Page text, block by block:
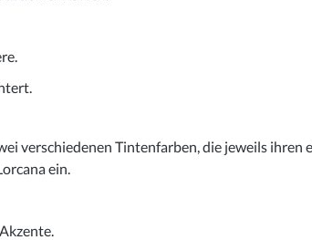
verschiedenen Tintenfarben, die jeweils
ein.